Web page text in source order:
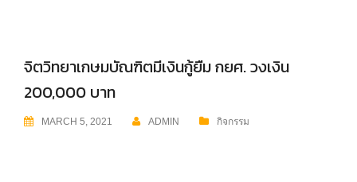
จิตวิทยาเกษมบัณฑิตมีเงินกู้ยืม กยศ. วงเงิน
200,000 บาท
MARCH 5, 2021 ADMIN กิจกรรม